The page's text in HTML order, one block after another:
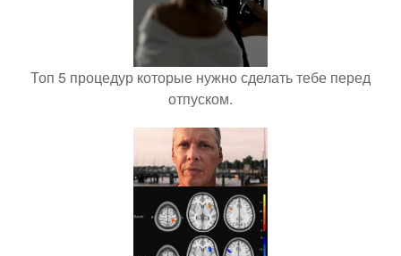
Топ 5 процедур которые нужно сделать тебе перед
отпуском.